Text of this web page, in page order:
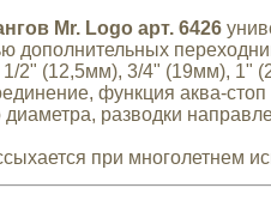
Mr. Logo арт. 6426
дополнительных
2" (12,5мм), 3/4" (19мм), 1"
функция аква-
разводки
при многолетнем